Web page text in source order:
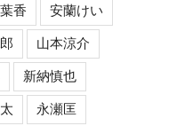
香 安蘭けい
山本涼介
新納慎也
永瀬匡